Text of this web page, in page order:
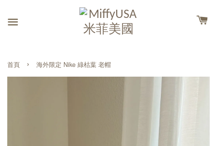
首頁 › 海外限定 Nike 綠枯葉 老帽